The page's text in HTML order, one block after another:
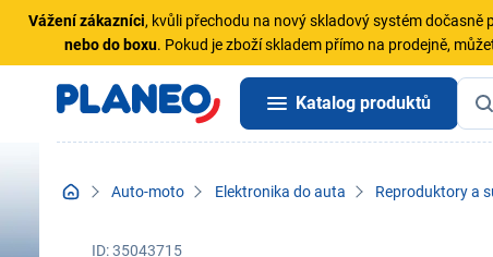
Vážení zákazníci, kvůli přechodu na nový skladový systém
nebo do boxu. Pokud je zboží skladem přímo na prodejně,
Katalog produktů
Auto-moto Elektronika do auta Reproduktory a
ID: 35043715